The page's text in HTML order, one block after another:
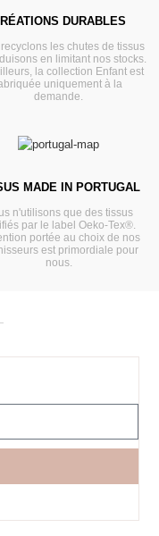
DURABLES
les chutes de tissus
en limitant nos stocks.
la collection Enfant est
uniquement à la
demande.
MADE IN PORTUGAL
n'utilisons que des tissus
par le label Oeko-Tex®.
portée au choix de nos
est primordiale pour
nous.